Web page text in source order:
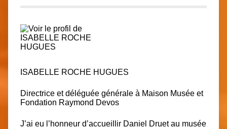
ISABELLE ROCHE HUGUES
Directrice et déléguée générale à Maison Musée et
Fondation Raymond Devos
J’ai eu l’honneur d’accueillir Daniel Druet au musée